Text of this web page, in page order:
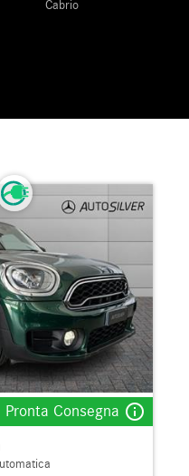
Pronta Consegna info_outline